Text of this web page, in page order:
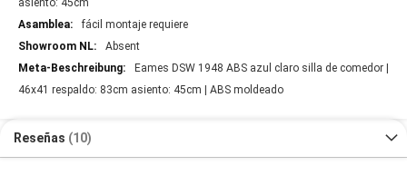
asiento: 45cm
fácil montaje requiere
Absent
Eames DSW 1948 ABS azul claro silla de comedor |
46x41 respaldo: 83cm asiento: 45cm | ABS moldeado
Reseñas 10